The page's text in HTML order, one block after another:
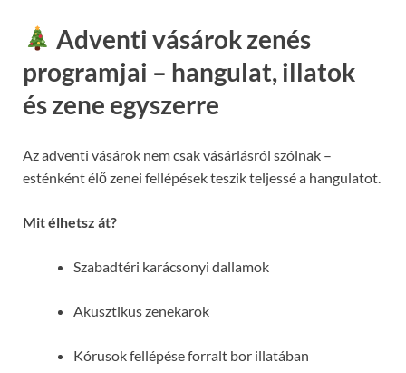
Adventi vásárok zenés
programjai – hangulat, illatok
és zene egyszerre
Az adventi vásárok nem csak vásárlásról szólnak –
esténként élő zenei fellépések teszik teljessé a hangulatot.
Mit élhetsz át?
Szabadtéri karácsonyi dallamok
Akusztikus zenekarok
Kórusok fellépése forralt bor illatában